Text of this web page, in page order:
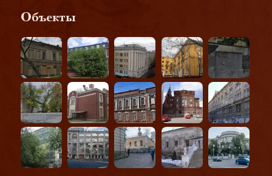
Объекты